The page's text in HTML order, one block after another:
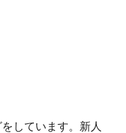
しています。新人